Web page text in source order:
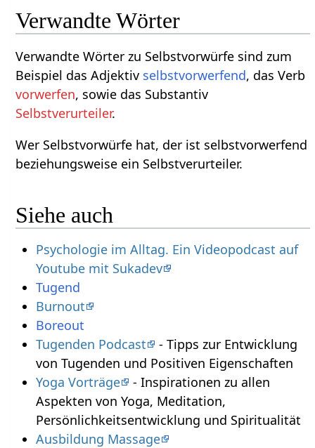
Verwandte Wörter
Verwandte Wörter zu Selbstvorwürfe sind zum
Beispiel das Adjektiv selbstvorwerfend, das Verb
vorwerfen, sowie das Substantiv
Selbstverurteiler.
Wer Selbstvorwürfe hat, der ist selbstvorwerfend
beziehungsweise ein Selbstverurteiler.
Siehe auch
Psychologie im Alltag. Ein Videopodcast auf
Youtube mit Sukadev
Tugend
Burnout
Boreout
Tugenden Podcast
- Tipps zur Entwicklung
von Tugenden und Positiven Eigenschaften
Yoga Vorträge
- Inspirationen zu allen
Aspekten von Yoga, Meditation,
Persönlichkeitsentwicklung und Spiritualität
Ausbildung Massage